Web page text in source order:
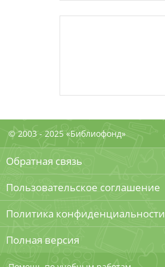
© 2003 - 2025 «Библиофонд»
Обратная связь
Пользовательское соглашение
Политика конфиденциальности
Полная версия